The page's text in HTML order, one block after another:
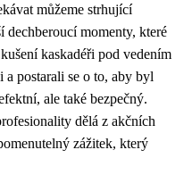
můžeme strhující
dechberoucí momenty, které
kaskadéři pod vedením
postarali se o to, aby byl
ale také bezpečný.
dělá z akčních
zážitek, který